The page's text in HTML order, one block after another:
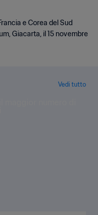
e Corea del Sud
Giacarta, il 15 novembre
Vedi tutto